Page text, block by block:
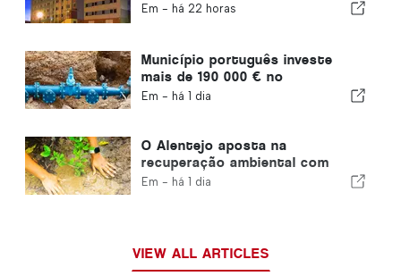
Em - há 22 horas
Município português investe
mais de 190 000 € no
abastecimento de água
Em - há 1 dia
O Alentejo aposta na
recuperação ambiental com
fundos europeus
Em - há 1 dia
VIEW ALL ARTICLES